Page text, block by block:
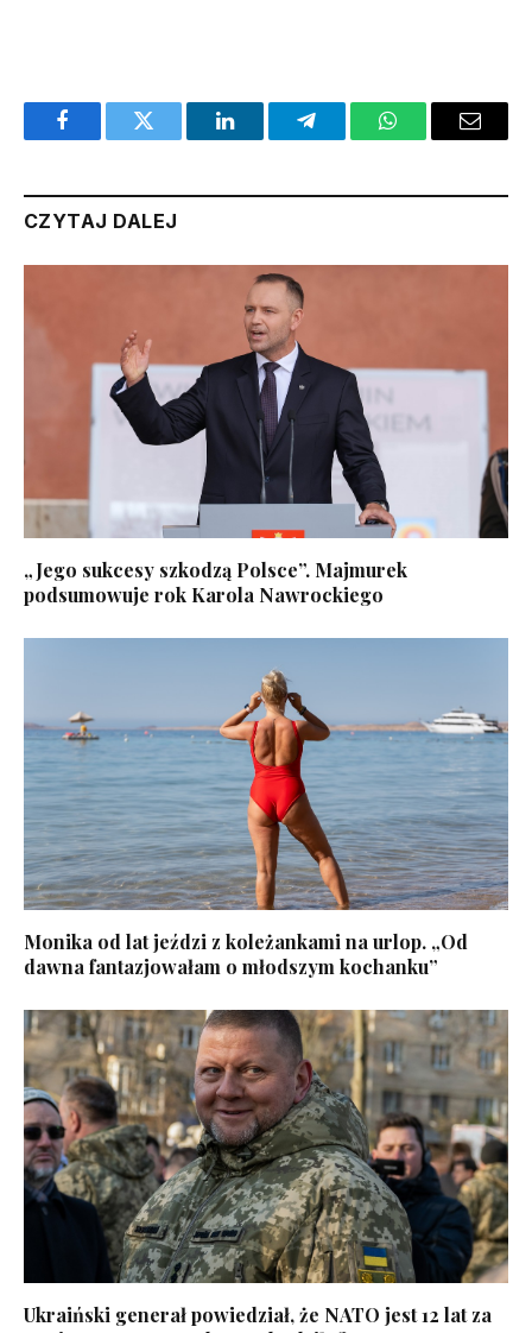
FacebookTwitter LinkedInTelegramWhatsAppEmail
CZYTAJ DALEJ
„Jego sukcesy szkodzą Polsce”. Majmurek
podsumowuje rok Karola Nawrockiego
Monika od lat jeździ z koleżankami na urlop. „Od
dawna fantazjowałam o młodszym kochanku”
Ukraiński generał powiedział, że NATO jest 12 lat za